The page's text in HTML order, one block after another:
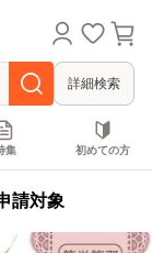
詳細検索
集 初めての方
請対象